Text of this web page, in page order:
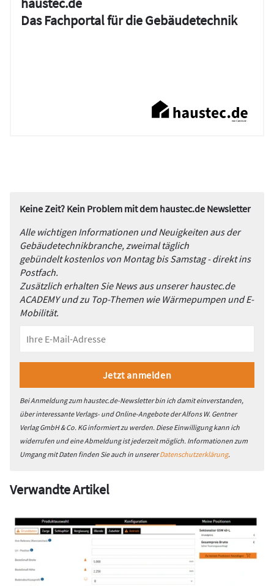
Das Fachportal für die Gebäudetechnik
Keine Zeit? Kein Problem mit dem haustec.de Newsletter
Alle wichtigen Informationen und Neuigkeiten aus der
Gebäudetechnikbranche, zweimal täglich
gebündelt kostenlos von Montag bis Samstag - direkt ins
Postfach.
Zusätzlich erhalten Sie News aus unserer haustec.de
ACADEMY und zu Top-Themen wie Wärmepumpen und E-
Mobilität.
Bei Anmeldung zum haustec.de-Newsletter bin ich damit einverstanden,
über interessante Verlags- und Online-Angebote der Alfons W. Gentner
Verlag GmbH & Co. KG informiert zu werden. Diese Einwilligung kann ich
widerrufen und eine Abmeldung ist jederzeit möglich. Informationen zum
Umgang mit Daten finden Sie auch in unsererDatenschutzerklärung.
Verwandte Artikel